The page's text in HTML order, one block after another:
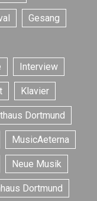
Gesang
Interview
Klavier
Dortmund
MusicAeterna
Neue Musik
Dortmund